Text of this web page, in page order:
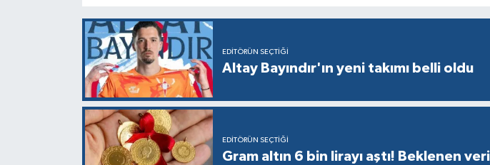
EDITÖRÜN SEÇTIĞI
Altay Bayındır'ın yeni takımı belli oldu
EDITÖRÜN SEÇTIĞI
Gram altın 6 bin lirayı aştı! Beklenen